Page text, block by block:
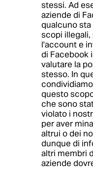
stessi. Ad
aziende di
qualcuno sta
scopi
l'account e
di Facebook
valutare la
stesso. In
questo
che sono
violato i
per aver
altrui o dei
dunque di
altri membri
aziende